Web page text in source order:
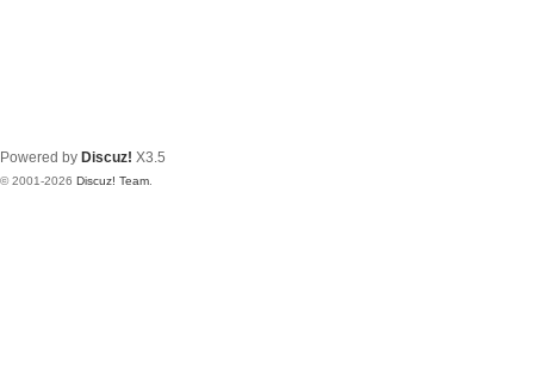
Powered by Discuz! X3.5
© 2001-2026 Discuz! Team